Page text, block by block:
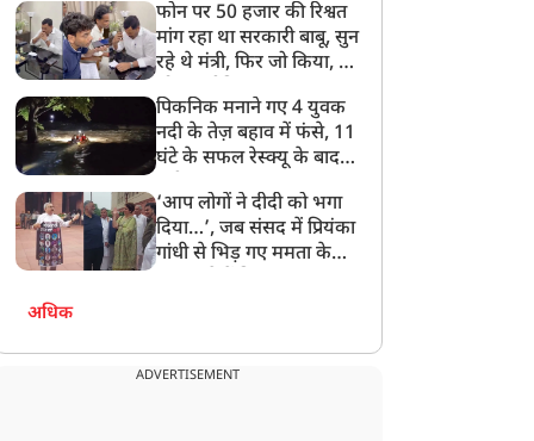
बेटी को गोद लें प्रधानमंत्री
फोन पर 50 हजार की रिश्वत
मांग रहा था सरकारी बाबू, सुन
रहे थे मंत्री, फिर जो किया, वो
पिकनिक मनाने गए 4 युवक
नदी के तेज़ बहाव में फंसे, 11
घंटे के सफल रेस्क्यू के बाद
‘आप लोगों ने दीदी को भगा
दिया…’, जब संसद में प्रियंका
गांधी से भिड़ गए ममता के
अधिक
ADVERTISEMENT